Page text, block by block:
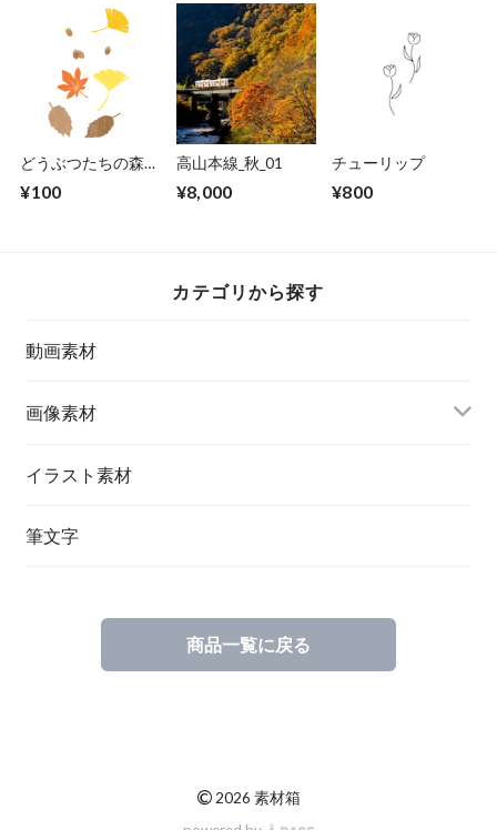
どうぶつたちの森シ
¥100
高山本線_秋_01
¥8,000
チューリップ
¥800
カテゴリから探す
動画素材
画像素材
鉄道写真
イラスト素材
筆文字
商品一覧に戻る
©2026 素材箱